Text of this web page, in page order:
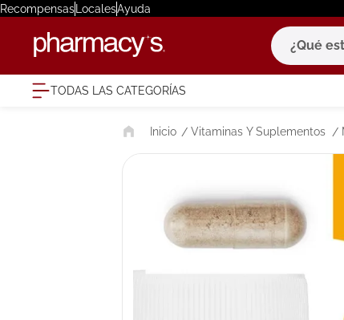
RecompensasLocalesAyuda
¿Qué estas
TODAS LAS CATEGORÍAS
Vitaminas Y Suplementos
1.
4
6